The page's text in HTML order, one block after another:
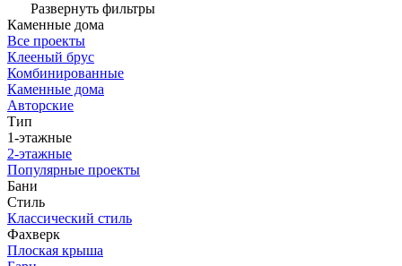
Развернуть фильтры
Каменные дома
Все проекты
Клееный брус
Комбинированные
Каменные дома
Авторские
Тип
1-этажные
2-этажные
Популярные проекты
Бани
Стиль
Классический стиль
Фахверк
Плоская крыша